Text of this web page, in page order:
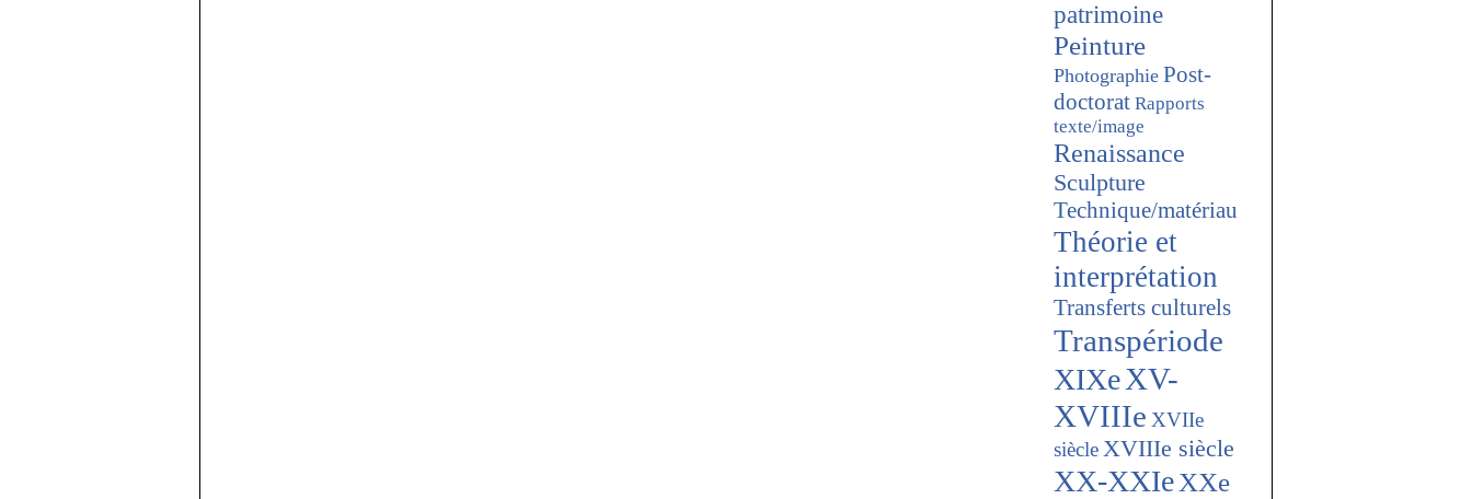
patrimoine
Peinture
Photographie Post-
doctorat Rapports
texte/image
Renaissance
Sculpture
Technique/matériau
Théorie et
interprétation
Transferts culturels
Transpériode
XIXeXV-
XVIIIe XVIIe
siècleXVIIIe siècle
XX-XXIeXXe